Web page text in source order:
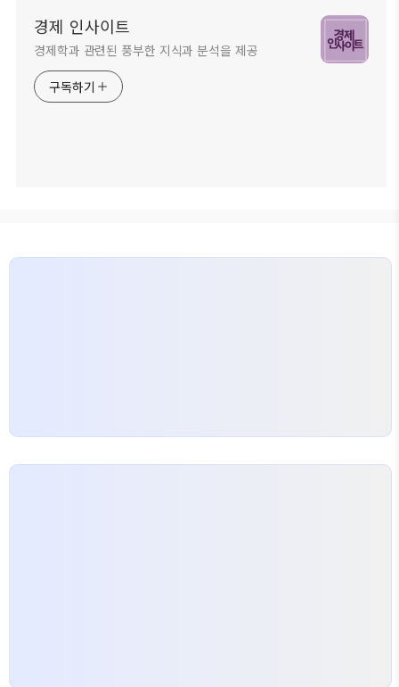
경제 인사이트
경제학과 관련된 풍부한 지식과 분석을 제공
구독하기